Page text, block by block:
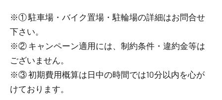
※① 駐車場・バイク置場・駐輪場の詳細はお問合せ
下さい。
※② キャンペーン適用には、制約条件・違約金等は
ございません。
※③ 初期費用概算は日中の時間では10分以内を心が
けております。